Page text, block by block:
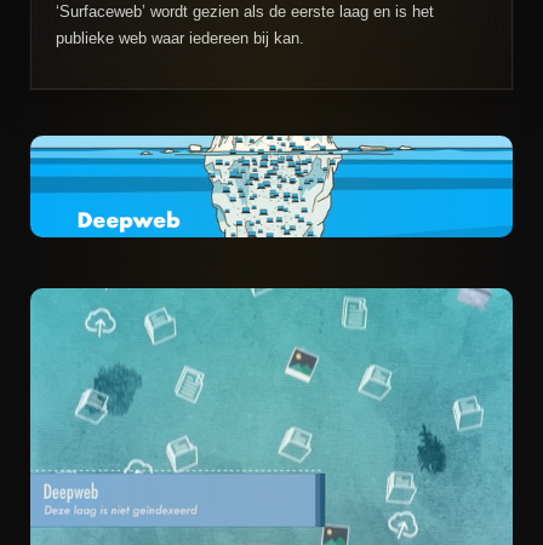
‘Surfaceweb’ wordt gezien als de eerste laag en is het
publieke web waar iedereen bij kan.